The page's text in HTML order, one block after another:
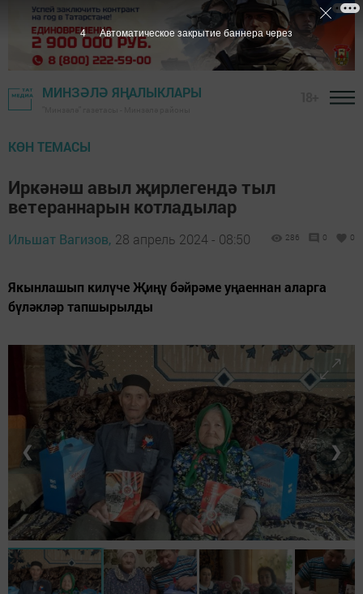
МИНЗӘЛӘ ЯҢАЛЫКЛАРЫ
КӨН ТЕМАСЫ
Иркәнәш авыл җирлегендә тыл
ветераннарын котладылар
Ильшат Вагизов, 28 апрель 2024 - 08:50 286 0 0
Якынлашып килүче Җиңү бәйрәме уңаеннан аларга
бүләкләр тапшырылды
❮ ❯
3 Автоматическое закрытие баннера через